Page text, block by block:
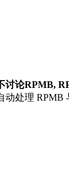
讨论RPMB,
动处理 RPMB